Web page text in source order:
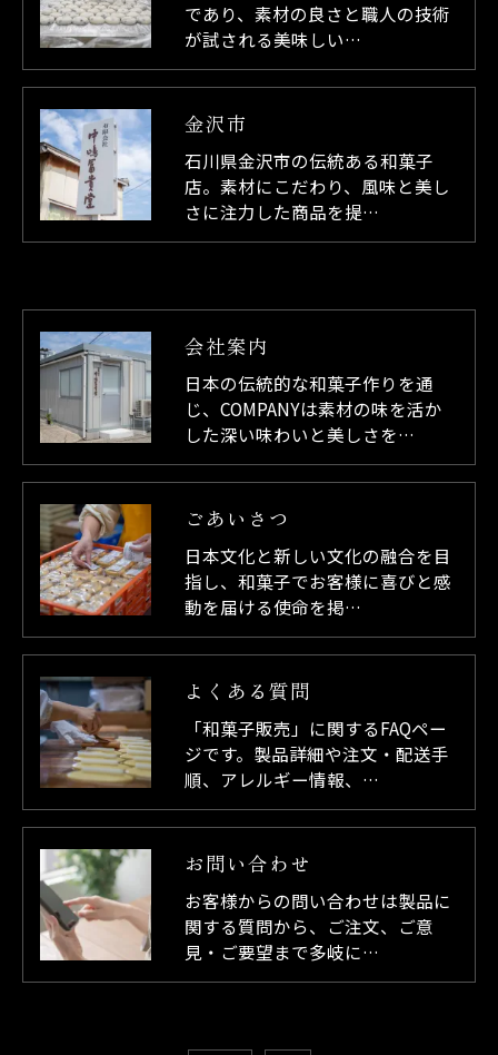
であり、素材の良さと職人の技術
が試される美味しい…
金沢市
石川県金沢市の伝統ある和菓子
店。素材にこだわり、風味と美し
さに注力した商品を提…
会社案内
日本の伝統的な和菓子作りを通
じ、COMPANYは素材の味を活か
した深い味わいと美しさを…
ごあいさつ
日本文化と新しい文化の融合を目
指し、和菓子でお客様に喜びと感
動を届ける使命を掲…
よくある質問
「和菓子販売」に関するFAQペー
ジです。製品詳細や注文・配送手
順、アレルギー情報、…
お問い合わせ
お客様からの問い合わせは製品に
関する質問から、ご注文、ご意
見・ご要望まで多岐に…